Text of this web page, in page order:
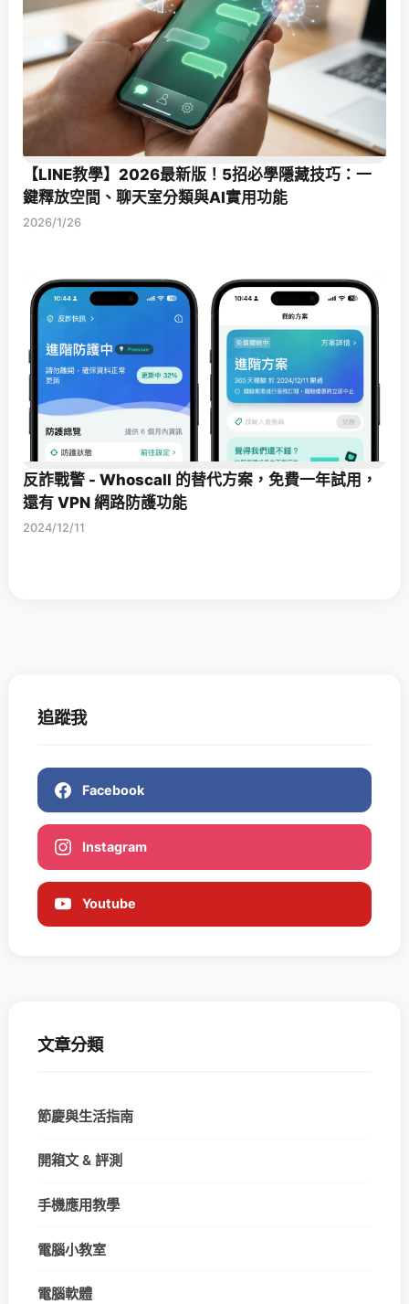
【LINE教學】2026最新版！5招必學隱藏技巧：一
鍵釋放空間、聊天室分類與AI實用功能
2026/1/26
反詐戰警 - Whoscall 的替代方案，免費一年試用，
還有 VPN 網路防護功能
2024/12/11
追蹤我
Facebook
Instagram
Youtube
文章分類
節慶與生活指南
開箱文 & 評測
手機應用教學
電腦小教室
電腦軟體